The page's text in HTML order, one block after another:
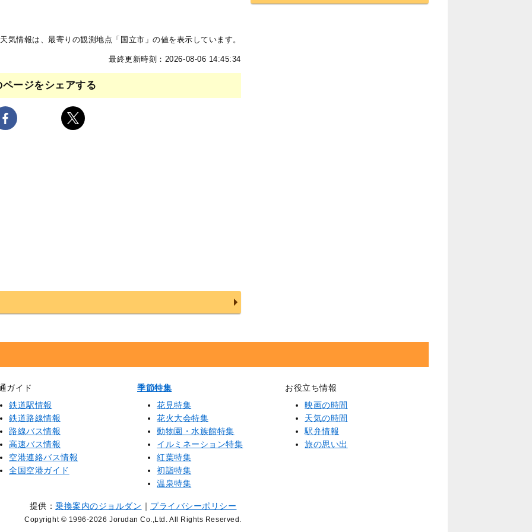
気情報は、最寄りの観測地点「国立市」の値を表示しています。
最終更新時刻：2026-08-06 14:45:34
ページをシェアする
ガイド
鉄道駅情報
鉄道路線情報
路線バス情報
高速バス情報
空港連絡バス情報
全国空港ガイド
季節特集
花見特集
花火大会特集
動物園・水族館特集
イルミネーション特集
紅葉特集
初詣特集
温泉特集
お役立ち情報
映画の時間
天気の時間
駅弁情報
旅の思い出
提供：乗換案内のジョルダン ｜ プライバシーポリシー
Copyright © 1996-2026 Jorudan Co.,Ltd. All Rights Reserved.